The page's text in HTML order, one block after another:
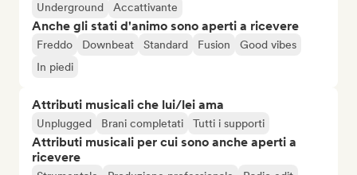
Underground
Accattivante
Anche gli stati d'animo sono aperti a ricevere
Freddo Downbeat Standard Fusion
Good vibes
In piedi
Attributi musicali che lui/lei ama
Unplugged Brani completati Tutti i supporti
Attributi musicali per cui sono anche aperti a
ricevere